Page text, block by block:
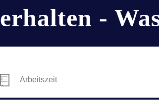
erhalten -
Arbeitszeit